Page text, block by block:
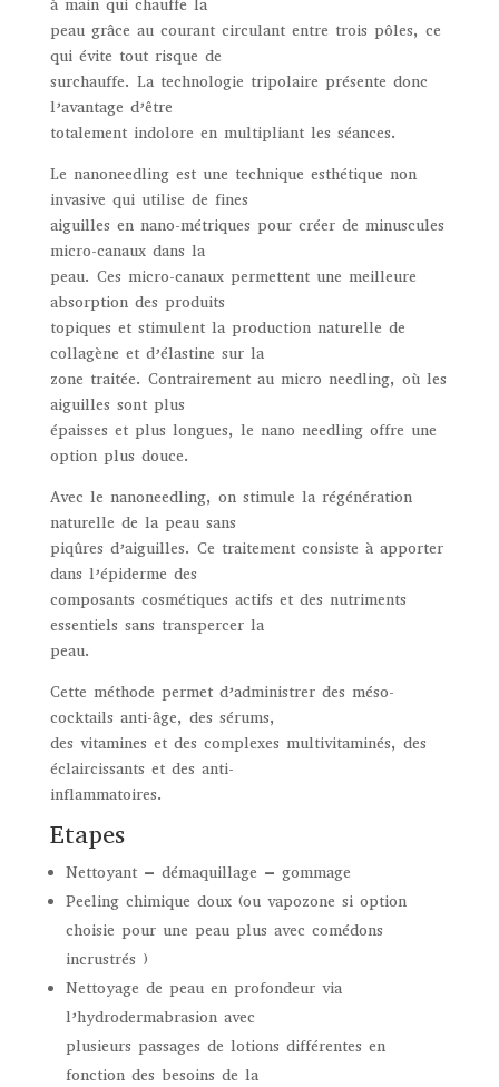
à main qui chauffe la
peau grâce au courant circulant entre trois pôles, ce
qui évite tout risque de
surchauffe. La technologie tripolaire présente donc
l’avantage d’être
totalement indolore en multipliant les séances.
Le nanoneedling est une technique esthétique non
invasive qui utilise de fines
aiguilles en nano-métriques pour créer de minuscules
micro-canaux dans la
peau. Ces micro-canaux permettent une meilleure
absorption des produits
topiques et stimulent la production naturelle de
collagène et d’élastine sur la
zone traitée. Contrairement au micro needling, où les
aiguilles sont plus
épaisses et plus longues, le nano needling offre une
option plus douce.
Avec le nanoneedling, on stimule la régénération
naturelle de la peau sans
piqûres d’aiguilles. Ce traitement consiste à apporter
dans l’épiderme des
composants cosmétiques actifs et des nutriments
essentiels sans transpercer la
peau.
Cette méthode permet d’administrer des méso-
cocktails anti-âge, des sérums,
des vitamines et des complexes multivitaminés, des
éclaircissants et des anti-
inflammatoires.
Etapes
Nettoyant – démaquillage – gommage
Peeling chimique doux (ou vapozone si option
choisie pour une peau plus avec comédons
incrustrés )
Nettoyage de peau en profondeur via
l’hydrodermabrasion avec
plusieurs passages de lotions différentes en
fonction des besoins de la